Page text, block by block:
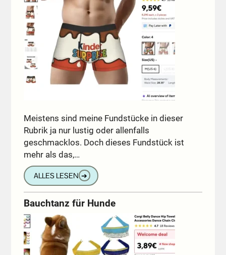
Meistens sind meine Fundstücke in dieser
Rubrik ja nur lustig oder allenfalls
geschmacklos. Doch dieses Fundstück ist
mehr als das,…
ALLES LESEN ➔
Bauchtanz für Hunde